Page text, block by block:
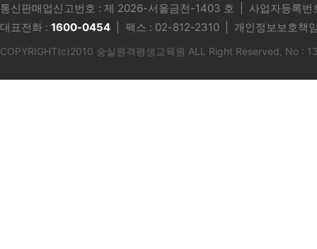
통신판매업신고번호 : 제 2026-서울금천-1403 호
| 사업자등록
대표전화 : 1600-0454 | 팩스 : 02-812-2310 | 개인정보보호책
COPYRIGHT(c)2010 숭실원격평생교육원 ALL Right Reserved, No :